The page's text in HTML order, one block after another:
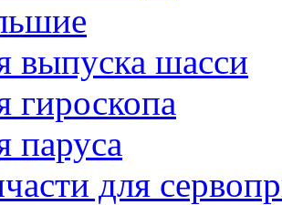
выпуска шасси
гироскопа
паруса
для